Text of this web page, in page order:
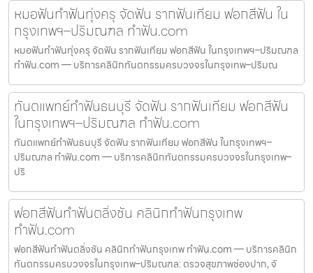
หมอฟันทำฟันทุ่งครุ จัดฟัน รากฟันเทียม ฟอกสีฟัน ใน
กรุงเทพฯ–ปริมณฑล ทำฟัน.com
หมอฟันทำฟันทุ่งครุ จัดฟัน รากฟันเทียม ฟอกสีฟัน ในกรุงเทพฯ–ปริมณฑล
ทำฟัน.com — บริการคลินิกทันตกรรมครบวงจรในกรุงเทพ–ปริมณ
ทันตแพทย์ทำฟันธนบุรี จัดฟัน รากฟันเทียม ฟอกสีฟัน
ในกรุงเทพฯ–ปริมณฑล ทำฟัน.com
ทันตแพทย์ทำฟันธนบุรี จัดฟัน รากฟันเทียม ฟอกสีฟัน ในกรุงเทพฯ–
ปริมณฑล ทำฟัน.com — บริการคลินิกทันตกรรมครบวงจรในกรุงเทพ–
ปริ
ฟอกสีฟันทำฟันตลิ่งชัน คลินิกทำฟันกรุงเทพ
ทำฟัน.com
ฟอกสีฟันทำฟันตลิ่งชัน คลินิกทำฟันกรุงเทพ ทำฟัน.com — บริการคลินิก
ทันตกรรมครบวงจรในกรุงเทพ–ปริมณฑล: ตรวจสุขภาพช่องปาก, จั